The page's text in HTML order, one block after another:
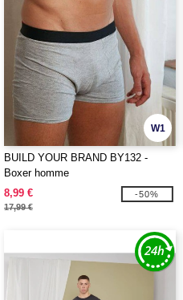
W1
BUILD YOUR BRAND BY132 -
Boxer homme
8,99 €
17,99 €
-50%